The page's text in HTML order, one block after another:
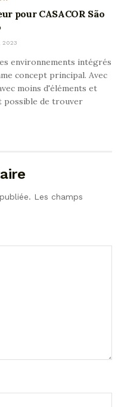
pour CASACOR São
2023
environnements intégrés
concept principal. Avec
moins d'éléments et
possible de trouver
Les champs